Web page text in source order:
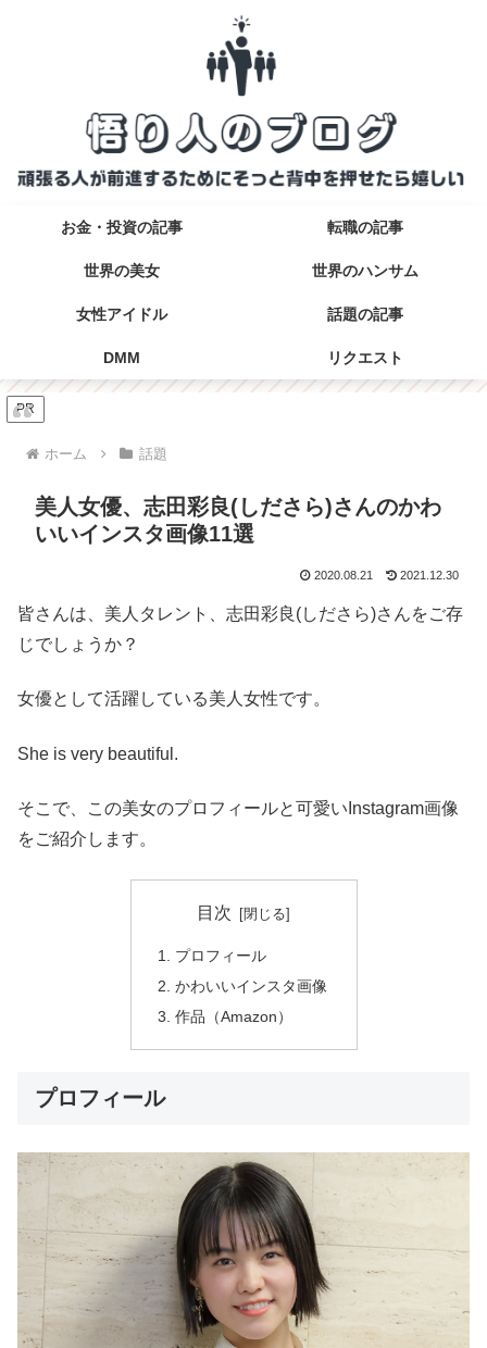
お金・投資の記事 転職の記事
世界の美女 世界のハンサム
女性アイドル 話題の記事
DMM リクエスト
PR
ホーム 話題
美人女優、志田彩良(しださら)さんのかわ
いいインスタ画像11選
2020.08.21 2021.12.30
皆さんは、美人タレント、志田彩良(しださら)さんをご存
じでしょうか？
女優として活躍している美人女性です。
She is very beautiful.
そこで、この美女のプロフィールと可愛いInstagram画像
をご紹介します。
目次
プロフィール
かわいいインスタ画像
作品（Amazon）
プロフィール